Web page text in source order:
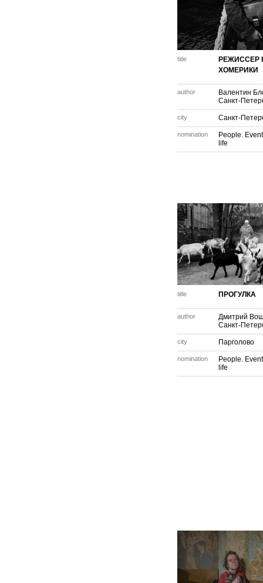
title
РЕЖИССЕР
ХОМЕРИКИ
author
Валентин
Санкт-
city Санкт-
nomination
People.
life
title ПРОГУЛКА
author
Дмитрий
Санкт-
city Парголово
nomination
People.
life